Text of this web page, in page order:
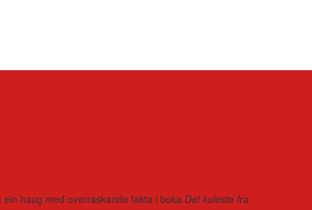
haug med overraskande fakta i boka Det kuleste fra